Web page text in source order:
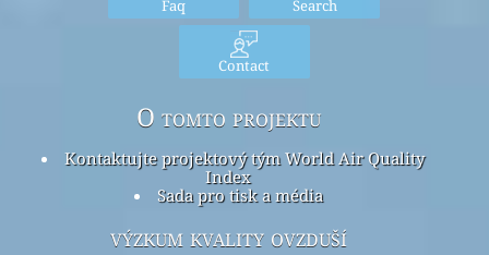
Faq Search
Contact
O tomto projektu
Kontaktujte projektový tým World Air Quality
Index
Sada pro tisk a média
výzkum kvality ovzduší